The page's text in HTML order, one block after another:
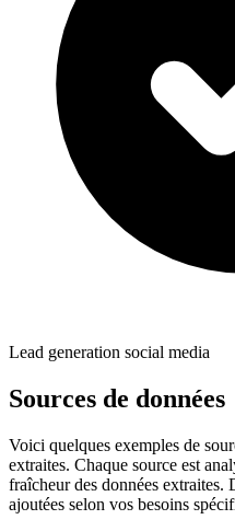
Lead generation social media
Sources de données
Voici quelques exemples de
extraites. Chaque source est
fraîcheur des données extraites.
ajoutées selon vos besoins